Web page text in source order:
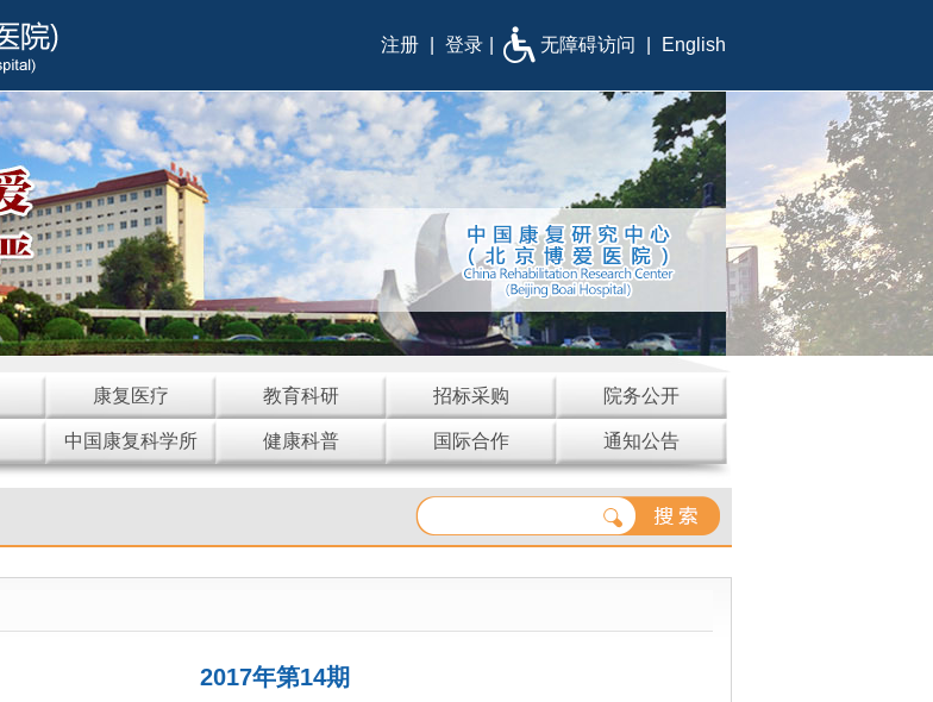
注册 登录 无障碍访问 English
康复医疗 教育科研 招标采购 院务公开
中国康复科学所 健康科普 国际合作 通知公告
2017年第14期